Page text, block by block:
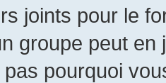
joints pour le
groupe peut en
pourquoi